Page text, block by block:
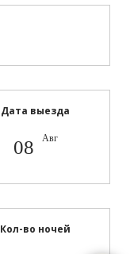
Дата выезда
08 Авг
Кол-во ночей